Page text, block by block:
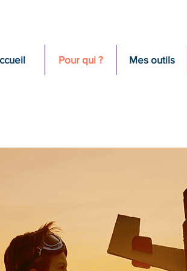
Pour qui ? Mes outils